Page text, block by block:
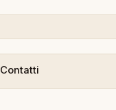
Contatti